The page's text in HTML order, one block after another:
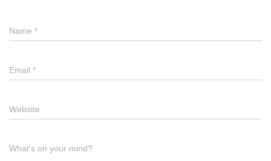
Name *
Email *
Website
What's on your mind?